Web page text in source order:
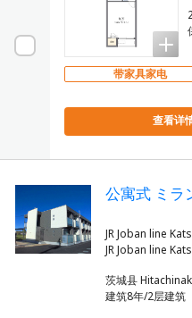
带家具家电
查看详
公寓式 ミラ
JR Joban line
茨城县
建筑8年/2层建筑